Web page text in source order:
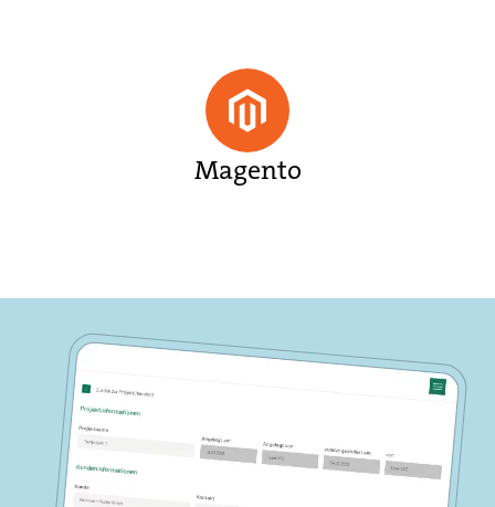
Magento